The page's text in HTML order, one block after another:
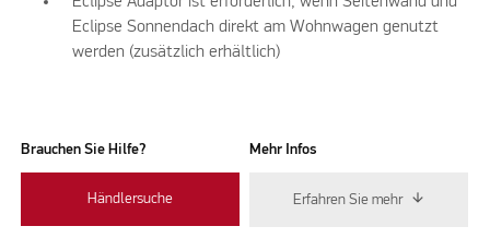
Eclipse Sonnendach direkt am Wohnwagen genutzt
werden (zusätzlich erhältlich)
Brauchen Sie Hilfe?
Händlersuche
Mehr Infos
Erfahren Sie mehr